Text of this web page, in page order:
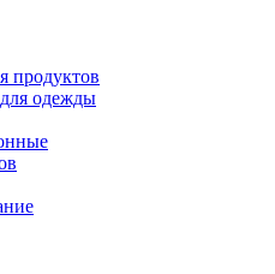
продуктов
одежды